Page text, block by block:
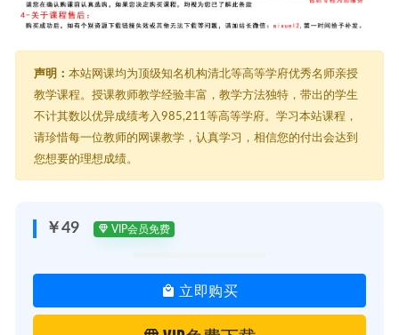
声明： 本站网课均为顶级知名机构清北等高等学府优秀名师亲授
教学课程。授课教师教学经验丰富，教学方法独特，带出的学生
不计其数以优异成绩考入985,211等高等学府。学习本站课程，
请珍惜每一位教师的网课教学，认真学习，相信您的付出会达到
您想要的理想成绩。
￥49 VIP会员免费
立即购买